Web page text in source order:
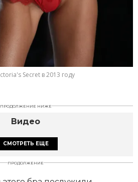
Secret в 2013 году
ПРОДОЛЖЕНИЕ НИЖЕ
Видео
СМОТРЕТЬ ЕЩЕ
ПРОДОЛЖЕНИЕ